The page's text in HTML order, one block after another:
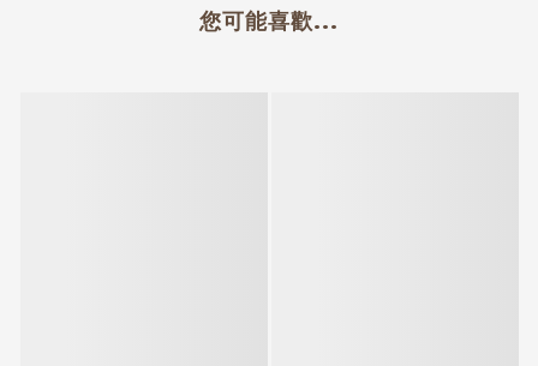
您可能喜歡...